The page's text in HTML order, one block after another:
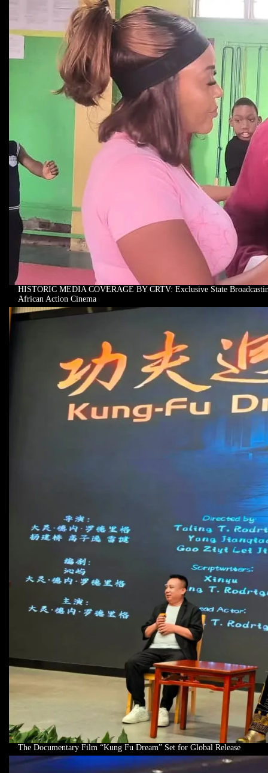
HISTORIC MEDIA COVERAGE BY CRTV: Exclusive State
African Action Cinema
The Documentary Film “Kung Fu Dream” Set for Global Release